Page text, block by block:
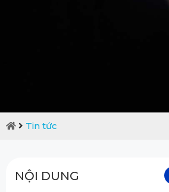
Tin tức
NỘI DUNG